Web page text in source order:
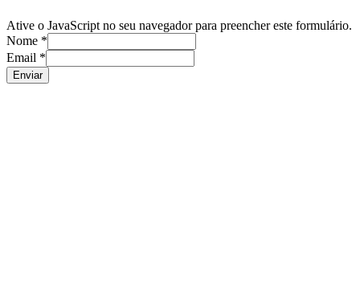
Ative o JavaScript no seu navegador para preencher este formulário.
Nome *
Email *
Enviar